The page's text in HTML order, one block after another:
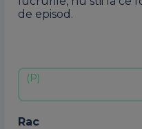
de episod.
Rac